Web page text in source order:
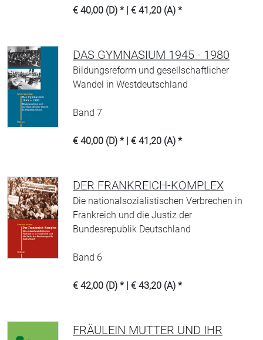
€ 40,00 (D) * | € 41,20 (A) *
DAS GYMNASIUM 1945 - 1980
Bildungsreform und gesellschaftlicher
Wandel in Westdeutschland
Band 7
€ 40,00 (D) * | € 41,20 (A) *
DER FRANKREICH-KOMPLEX
Die nationalsozialistischen Verbrechen in
Frankreich und die Justiz der
Bundesrepublik Deutschland
Band 6
€ 42,00 (D) * | € 43,20 (A) *
FRÄULEIN MUTTER UND IHR